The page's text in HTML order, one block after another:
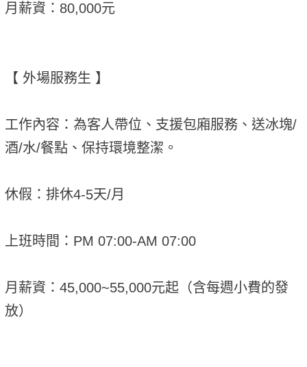
月薪資：80,000元
【 外場服務生 】
工作內容：為客人帶位、支援包廂服務、送冰塊/
酒/水/餐點、保持環境整潔。
休假：排休4-5天/月
上班時間：PM 07:00-AM 07:00
月薪資：45,000~55,000元起（含每週小費的發
放）